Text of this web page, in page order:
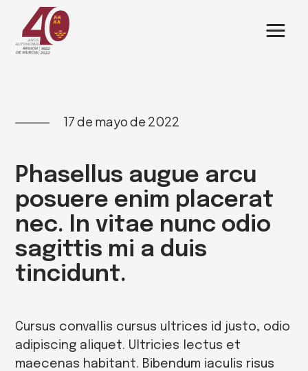
contenido
17 de mayo de 2022
Phasellus augue arcu
posuere enim placerat
nec. In vitae nunc odio
sagittis mi a duis
tincidunt.
Cursus convallis cursus ultrices id justo, odio
adipiscing aliquet. Ultricies lectus et
maecenas habitant. Bibendum iaculis risus